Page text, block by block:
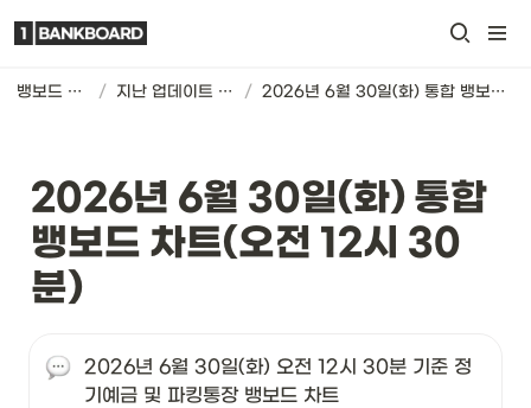
뱅보드 차트 / 지난 업데이트 기록 / 2026년 6월 30일(화) 통합 뱅보드 차트(오전 12시 30분)
2026년 6월 30일(화) 통합
뱅보드 차트(오전 12시 30
분)
2026년 6월 30일(화) 오전 12시 30분 기준 정
기예금 및 파킹통장 뱅보드 차트